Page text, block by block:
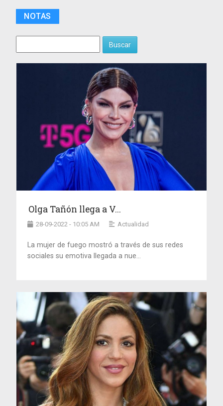
NOTAS
Buscar
Olga Tañón llega a V...
28-09-2022 - 10:05 AM Actualidad
La mujer de fuego mostró a través de sus redes
sociales su emotiva llegada a nue...